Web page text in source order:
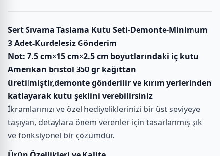
Sert Sıvama Taslama Kutu Seti-Demonte-Minimum
3 Adet-Kurdelesiz Gönderim
Not: 7.5 cm×15 cm×2.5 cm boyutlarındaki iç kutu
Amerikan bristol 350 gr kağıttan
üretilmiştir,demonte gönderilir ve kırım yerlerinden
katlayarak kutu şeklini verebilirsiniz
İkramlarınızı ve özel hediyeliklerinizi bir üst seviyeye
taşıyan, detaylara önem verenler için tasarlanmış şık
ve fonksiyonel bir çözümdür.